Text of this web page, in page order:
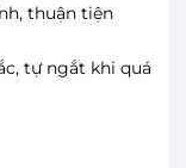
thuận tiện
tự ngắt khi quá